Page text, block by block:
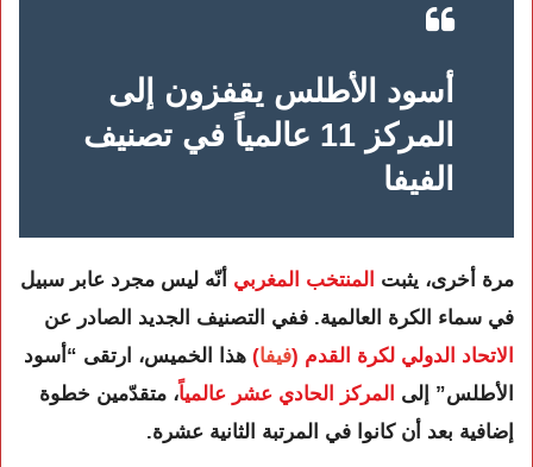
أسود الأطلس يقفزون إلى
المركز 11 عالمياً في تصنيف
الفيفا
مرة أخرى، يثبت المنتخب المغربي أنّه ليس مجرد عابر سبيل
في سماء الكرة العالمية. ففي التصنيف الجديد الصادر عن
الاتحاد الدولي لكرة القدم (فيفا) هذا الخميس، ارتقى “أسود
الأطلس” إلى المركز الحادي عشر عالمياً، متقدّمين خطوة
إضافية بعد أن كانوا في المرتبة الثانية عشرة.